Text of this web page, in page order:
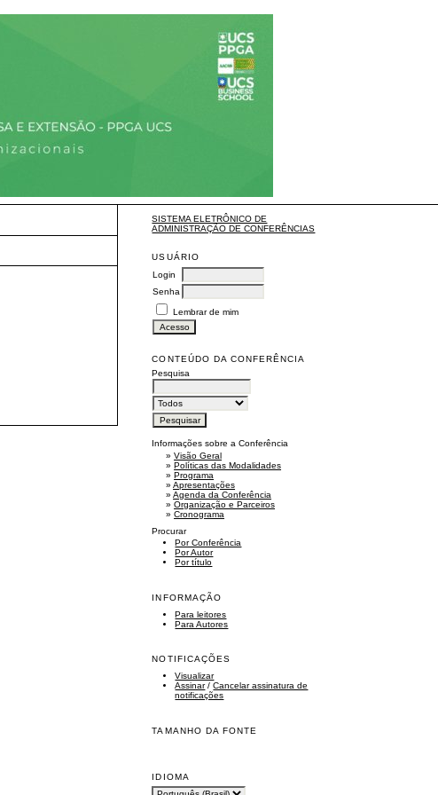
SISTEMA ELETRÔNICO DE
ADMINISTRAÇÃO DE CONFERÊNCIAS
USUÁRIO
Login
Senha
Lembrar de mim
CONTEÚDO DA CONFERÊNCIA
Pesquisa
Informações sobre a Conferência
»Visão Geral
»Políticas das Modalidades
»Programa
»Apresentações
»Agenda da Conferência
»Organização e Parceiros
»Cronograma
Procurar
Por Conferência
Por Autor
Por título
INFORMAÇÃO
Para leitores
Para Autores
NOTIFICAÇÕES
Visualizar
Assinar/Cancelar assinatura de
notificações
TAMANHO DA FONTE
IDIOMA